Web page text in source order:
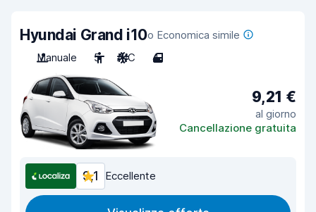
Hyundai Grand i10o Economica simile
Manuale
5 A/C 4
9,21 €
al giorno
Cancellazione gratuita
9,1 Eccellente